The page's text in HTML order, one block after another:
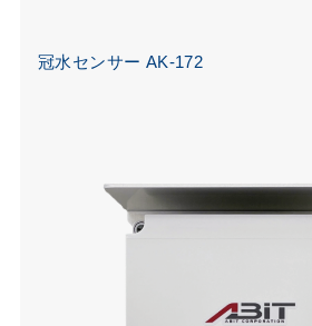
冠水センサー AK-172